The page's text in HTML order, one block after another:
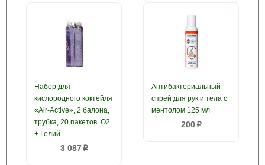
Набор для
кислородного коктейля
«Air-Active», 2 балона,
трубка, 20 пакетов. О2
+ Гелий
3 087 p
Антибактериальный
спрей для рук и тела с
ментолом 125 мл
200p